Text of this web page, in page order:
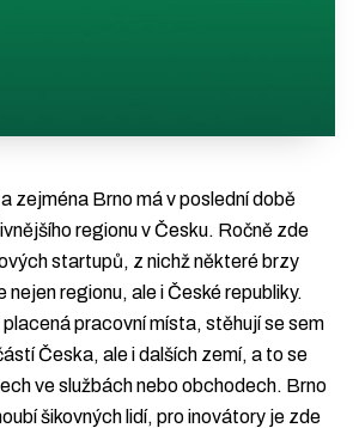
zejména Brno má v poslední době
regionu v Česku. Ročně zde
startupů, z nichž některé brzy
nejen regionu, ale i České republiky.
pracovní místa, stěhují se sem
Česka, ale i dalších zemí, a to se
ve službách nebo obchodech. Brno
šikovných lidí, pro inovátory je zde